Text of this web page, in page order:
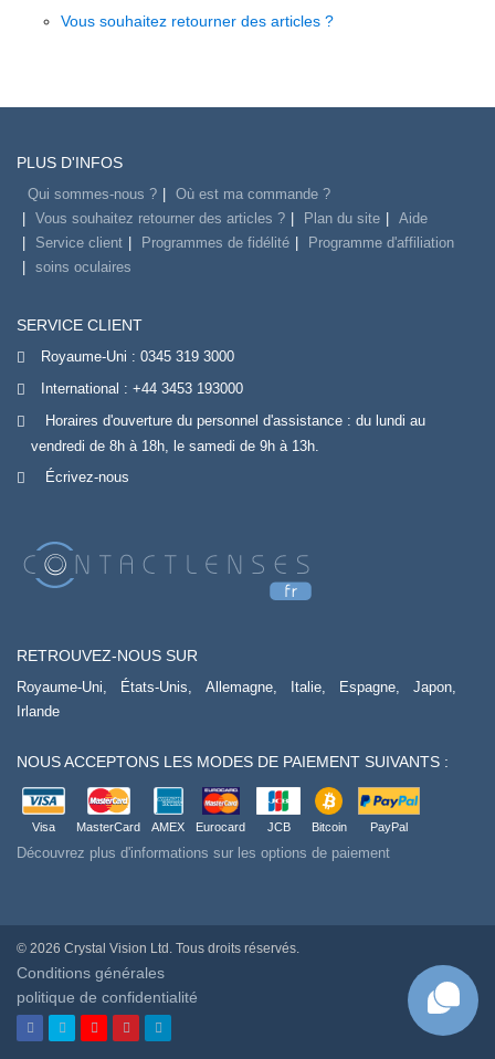
Vous souhaitez retourner des articles ?
PLUS D'INFOS
Qui sommes-nous ?
Où est ma commande ?
Vous souhaitez retourner des articles ?
Plan du site
Aide
Service client
Programmes de fidélité
Programme d'affiliation
soins oculaires
SERVICE CLIENT
Royaume-Uni : 0345 319 3000
International : +44 3453 193000
Horaires d'ouverture du personnel d'assistance : du lundi au
vendredi de 8h à 18h, le samedi de 9h à 13h.
Écrivez-nous
RETROUVEZ-NOUS SUR
Royaume-Uni, États-Unis, Allemagne, Italie, Espagne,
Japon,
Irlande
NOUS ACCEPTONS LES MODES DE PAIEMENT SUIVANTS :
Visa MasterCard AMEX Eurocard JCB Bitcoin PayPal
Découvrez plus d'informations sur les options de paiement
© 2026 Crystal Vision Ltd. Tous droits réservés.
Conditions générales
politique de confidentialité